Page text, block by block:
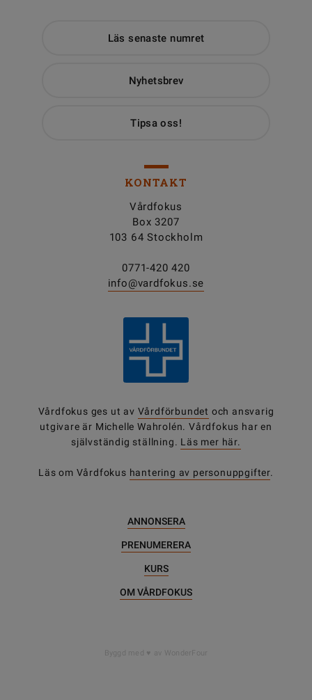
Läs senaste numret
Nyhetsbrev
Tipsa oss!
KONTAKT
Vårdfokus
Box 3207
103 64 Stockholm
0771-420 420
info@vardfokus.se
Vårdfokus ges ut av Vårdförbundet och ansvarig
utgivare är Michelle Wahrolén. Vårdfokus har en
självständig ställning. Läs mer här.
Läs om Vårdfokus hantering av personuppgifter.
ANNONSERA
PRENUMERERA
KURS
OM VÅRDFOKUS
Byggd med av WonderFour